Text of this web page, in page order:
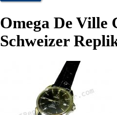
Omega De Ville
Schweizer